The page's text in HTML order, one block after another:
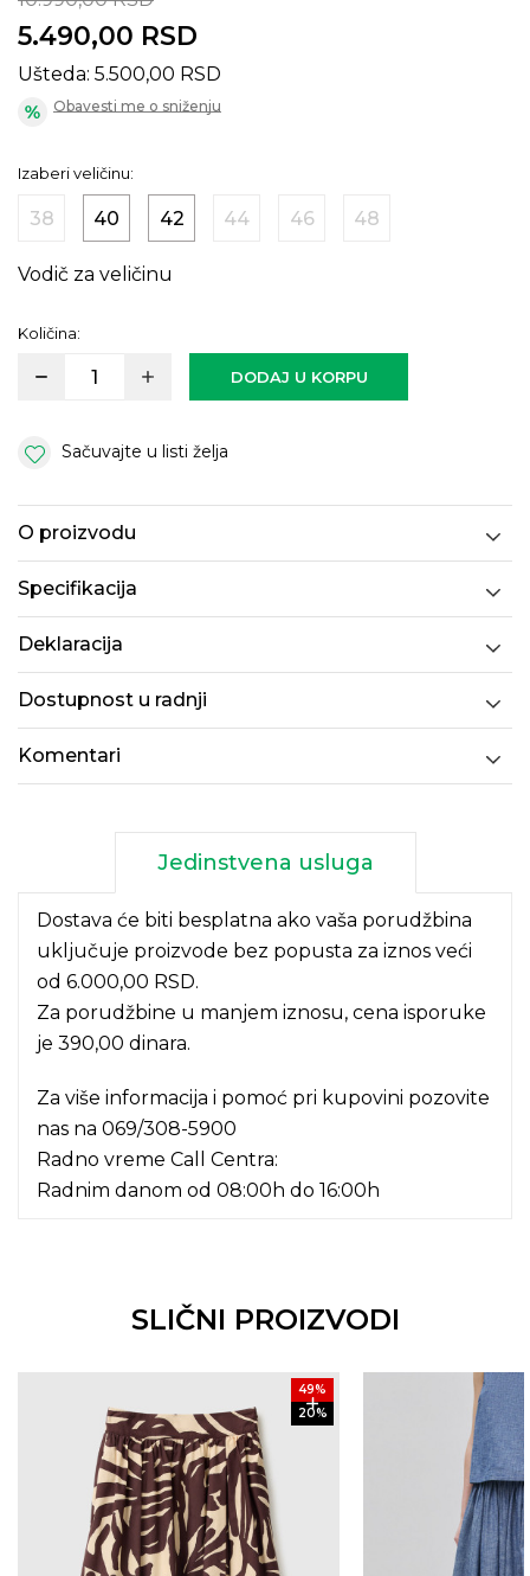
5.490,00 RSD
Ušteda: 5.500,00 RSD
Obavesti me o sniženju
Izaberi veličinu:
38 40 42 44 46 48
Vodič za veličinu
Količina:
DODAJ U KORPU
Sačuvajte u listi želja
O proizvodu
Specifikacija
Deklaracija
Dostupnost u radnji
Komentari
Jedinstvena usluga
Dostava će biti besplatna ako vaša porudžbina
uključuje proizvode bez popusta za iznos veći
od 6.000,00 RSD.
Za porudžbine u manjem iznosu, cena isporuke
je 390,00 dinara.
Za više informacija i pomoć pri kupovini pozovite
nas na 069/308-5900
Radno vreme Call Centra:
Radnim danom od 08:00h do 16:00h
SLIČNI PROIZVODI
49%
20%